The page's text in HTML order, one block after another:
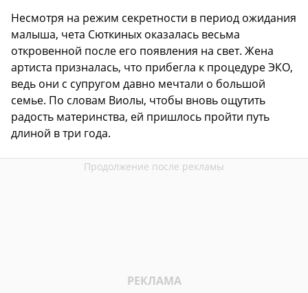
Несмотря на режим секретности в период ожидания
малыша, чета Сюткиных оказалась весьма
откровенной после его появления на свет. Жена
артиста призналась, что прибегла к процедуре ЭКО,
ведь они с супругом давно мечтали о большой
семье. По словам Виолы, чтобы вновь ощутить
радость материнства, ей пришлось пройти путь
длиной в три года.